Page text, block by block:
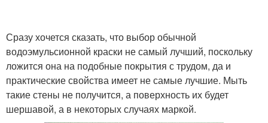
Сразу хочется сказать, что выбор обычной
водоэмульсионной краски не самый лучший, поскольку
ложится она на подобные покрытия с трудом, да и
практические свойства имеет не самые лучшие. Мыть
такие стены не получится, а поверхность их будет
шершавой, а в некоторых случаях маркой.